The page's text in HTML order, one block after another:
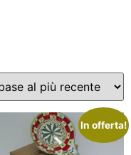
In offerta!